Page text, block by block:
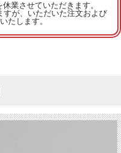
業させていただきます。
が、いただいた注文および
たします。